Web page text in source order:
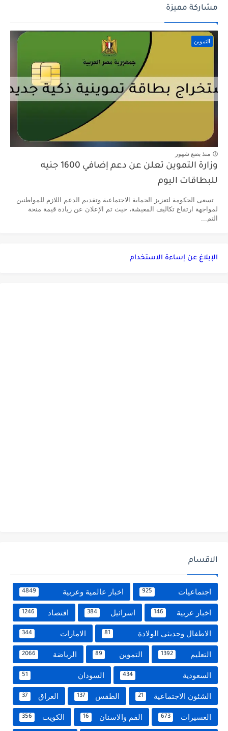
مشاركة مميزة
التموين
منذ بضع شهور
وزارة التموين تعلن عن دعم إضافي 1600 جنيه
للبطاقات اليوم
تسعى الحكومة لتعزيز الحماية الاجتماعية وتقديم الدعم اللازم للمواطنين
لمواجهة ارتفاع تكاليف المعيشة، حيث تم الإعلان عن زيادة قيمة منحة
التم...
الإبلاغ عن إساءة الاستخدام
الاقسام
اجتماعيات 925 اخبار عالمية وعربية 4849
اخبار عربية 146 اسرائيل 384 اقتصاد 1246
الاطفال وحديثى الولادة 81 الامارات 344
التعليم 1392 التموين 89 الرياضة 2066
السعودية 434 السودان 51
الشئون الاجتماعية 21 الطقس 137 العراق 37
العسيرات 673 الفم والاسنان 16 الكويت 356